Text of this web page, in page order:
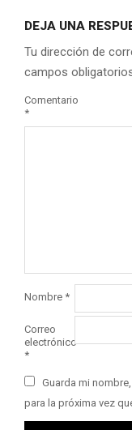
DEJA UNA
Tu dirección de
campos
Comentario
*
Nombre *
Correo
electrónico
*
Guarda mi
para la próxima vez